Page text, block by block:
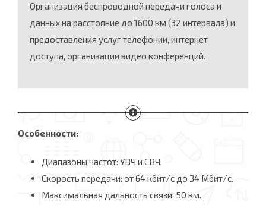
Организация беспроводной передачи голоса и
данных на расстояние до 1600 км (32 интервала) и
предоставления услуг телефонии, интернет
доступа, организации видео конференций.
Особенности:
Диапазоны частот: УВЧ и СВЧ.
Скорость передачи: от 64 кбит/с до 34 Мбит/с.
Максимальная дальность связи: 50 км.